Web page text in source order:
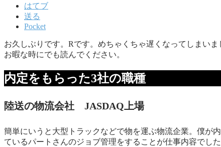
はてブ
送る
Pocket
お久しぶりです。Rです。めちゃくちゃ遅くなってしまいま
お暇な時にでも読んでください。
内定をもらった3社の職種
陸送の物流会社 JASDAQ上場
簡単にいうと大型トラックなどで物を運ぶ物流企業。僕が
ているパートさんのジョブ管理をすることが仕事内容でし